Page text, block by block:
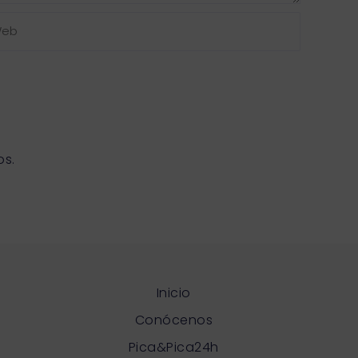
Inicio
Conócenos
Pica&Pica24h